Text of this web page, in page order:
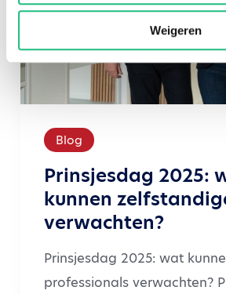
Weigeren
Blog
Prinsjesdag 2025:
kunnen
verwachten?
Prinsjesdag 2025: wat
professionals verwachten?